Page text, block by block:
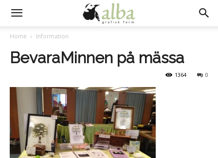
Home Information
BevaraMinnen på mässa
0
1364